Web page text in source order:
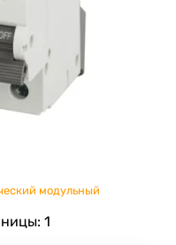
модульный
1